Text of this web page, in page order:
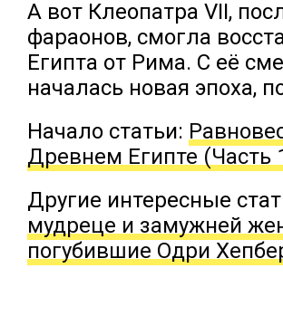
А вот Клеопатра VII,
фараонов, смогла
Египта от Рима. С её
началась новая эпоха,
Начало статьи:
Древнем Египте (Часть
Другие интересные
мудреце и замужней
погубившие Одри